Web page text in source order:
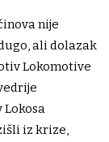
nije
ali dolazak
Lokomotive
iz krize,